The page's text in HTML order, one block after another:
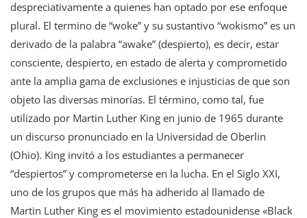
despreciativamente a quienes han optado por ese enfoque
plural. El termino de “woke” y su sustantivo “wokismo” es un
derivado de la palabra “awake” (despierto), es decir, estar
consciente, despierto, en estado de alerta y comprometido
ante la amplia gama de exclusiones e injusticias de que son
objeto las diversas minorías. El término, como tal, fue
utilizado por Martin Luther King en junio de 1965 durante
un discurso pronunciado en la Universidad de Oberlin
(Ohio). King invitó a los estudiantes a permanecer
“despiertos” y comprometerse en la lucha. En el Siglo XXI,
uno de los grupos que más ha adherido al llamado de
Martin Luther King es el movimiento estadounidense «Black